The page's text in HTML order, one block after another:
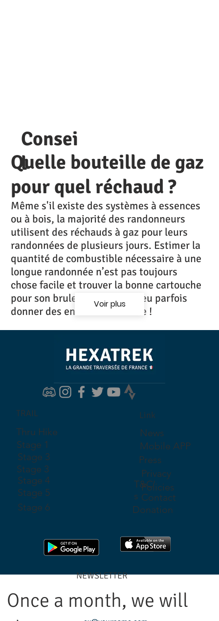
Quelle bouteille de gaz
pour quel réchaud ?
Même s'il existe des systèmes à essences
ou à bois, la majorité des randonneurs
utilisent des réchauds à gaz pour leurs
randonnées de plusieurs jours. Estimer la
quantité de combustible nécessaire à une
longue randonnée n’est pas toujours
chose facile et trouver la bonne cartouche
pour son bruleur en France peu parfois
donner des envies de meurtre !
Consei
l
Voir plus
TRAIL
Thru Hike
Stage 1
Stage 3
Stage 3
Stage 4
Stage 5
Stage 6
Link
News
Mobile APP
Privacy
Policies
T&C'
s
Press
Contact
Donation
Once a month, we will
NEWSLETTER